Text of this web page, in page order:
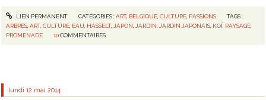
LIEN PERMANENT CATÉGORIES :ART, BELGIQUE, CULTURE, PASSIONS
TAGS :
ARBRES ,ART,CULTURE EAU HASSELT, JAPON JARDIN JARDIN JAPONAIS KOÏ PAYSAGE
PROMENADE
10 COMMENTAIRES
lundi 12 mai 2014